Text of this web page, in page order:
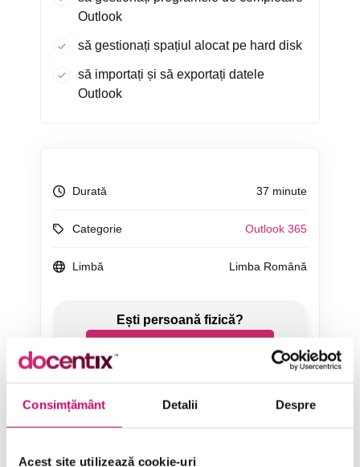
Consimțământ Detalii Despre
Acest site utilizează cookie-uri
Outlook
să gestionați spațiul alocat pe hard disk
să importați și să exportați datele
Outlook
Durată 37 minute
Categorie Outlook 365
Limbă Limba Română
SOLICITĂ OFERTĂ